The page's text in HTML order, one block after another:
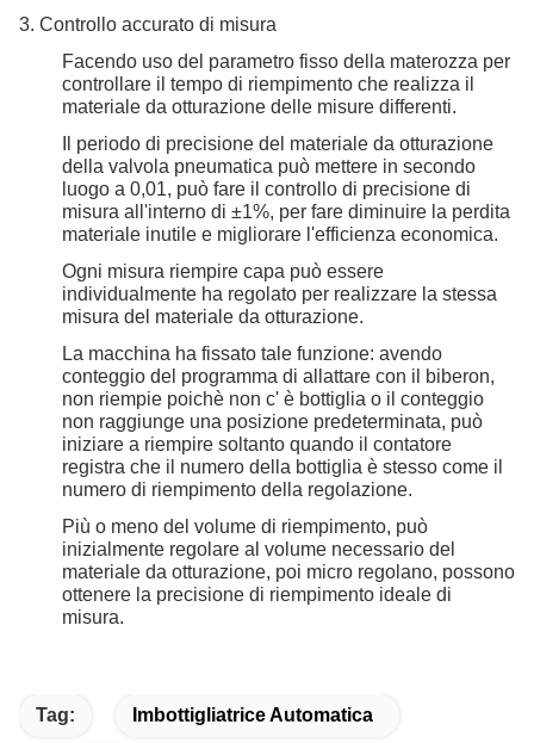
3. Controllo accurato di misura
Facendo uso del parametro fisso della materozza per
controllare il tempo di riempimento che realizza il
materiale da otturazione delle misure differenti.
Il periodo di precisione del materiale da otturazione
della valvola pneumatica può mettere in secondo
luogo a 0,01, può fare il controllo di precisione di
misura all'interno di ±1%, per fare diminuire la perdita
materiale inutile e migliorare l'efficienza economica.
Ogni misura riempire capa può essere
individualmente ha regolato per realizzare la stessa
misura del materiale da otturazione.
La macchina ha fissato tale funzione: avendo
conteggio del programma di allattare con il biberon,
non riempie poichè non c' è bottiglia o il conteggio
non raggiunge una posizione predeterminata, può
iniziare a riempire soltanto quando il contatore
registra che il numero della bottiglia è stesso come il
numero di riempimento della regolazione.
Più o meno del volume di riempimento, può
inizialmente regolare al volume necessario del
materiale da otturazione, poi micro regolano, possono
ottenere la precisione di riempimento ideale di
misura.
Tag: Imbottigliatrice Automatica